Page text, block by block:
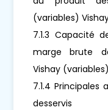
(variables)
7.1.3 Capacité
marge brute
Vishay
7.1.4
desservis